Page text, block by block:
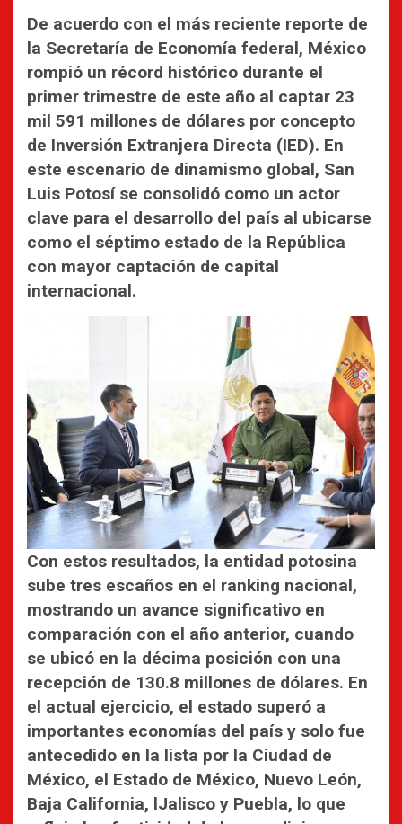
De acuerdo con el más reciente reporte de
la Secretaría de Economía federal, México
rompió un récord histórico durante el
primer trimestre de este año al captar 23
mil 591 millones de dólares por concepto
de Inversión Extranjera Directa (IED). En
este escenario de dinamismo global, San
Luis Potosí se consolidó como un actor
clave para el desarrollo del país al ubicarse
como el séptimo estado de la República
con mayor captación de capital
internacional.
Con estos resultados, la entidad potosina
sube tres escaños en el ranking nacional,
mostrando un avance significativo en
comparación con el año anterior, cuando
se ubicó en la décima posición con una
recepción de 130.8 millones de dólares. En
el actual ejercicio, el estado superó a
importantes economías del país y solo fue
antecedido en la lista por la Ciudad de
México, el Estado de México, Nuevo León,
Baja California, lJalisco y Puebla, lo que